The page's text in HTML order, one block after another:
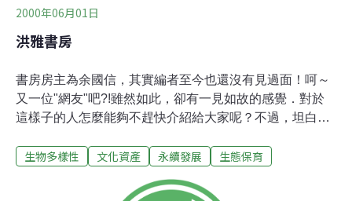
2000年06月01日
洪雅書房
書房房主為余國信，其實編者至今也還沒有見過面！呵～
又一位"網友"吧?!雖然如此，卻有一見如故的感覺．對於
這樣子的人怎麼能夠不趕快介紹給大家呢？不過，坦白
各種環境議題，想找到他可能還要碰點運氣了！這是一間
有難得的T恤、CD、書籍、雜誌、原住民手工藝及各社運
生物多樣性 文化資產 永續發展 生態保育